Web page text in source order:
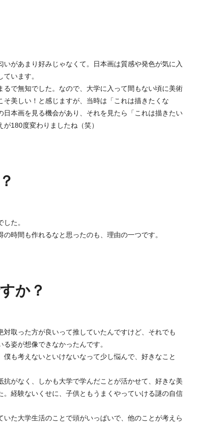
があまり好みじゃなくて。日本画は質感や発色が気に入
います。
で無知でした。なので、大学に入って間もない頃に美術
美しい！と感じますが、当時は「これは描きたくな
本画を見る機会があり、それを見たら「これは描きたい
180度変わりましたね（笑）
た。
時間も作れるなと思ったのも、理由の一つです。
か？
取った方が良いって推していたんですけど、それでも
姿が想像できなかったんです。
も考えないといけないなって少し悩んで、好きなこと
がなく、しかも大学で学んだことが活かせて、好きな美
経験ないくせに、子供ともうまくやっていける謎の自信
た大学生活のことで頭がいっぱいで、他のことが考えら